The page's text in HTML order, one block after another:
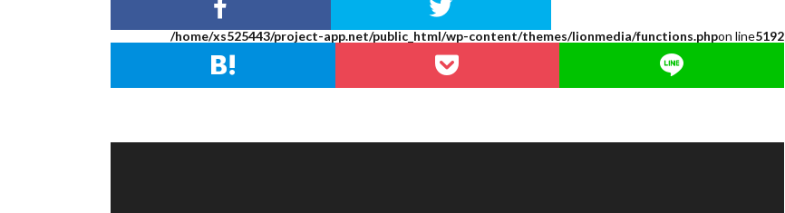
/home/xs525443/project-app.net/public_html/wp-content/themes/lionmedia/functions.phpon line5192